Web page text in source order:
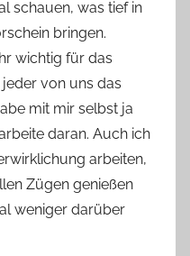
Y
v
o
n
n
e
schauen, was tief in
bringen.
wichtig für das
von uns das
mit mir selbst ja
daran. Auch ich
arbeiten,
Zügen genießen
weniger darüber